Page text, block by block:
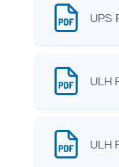
UPS
ULH
ULH